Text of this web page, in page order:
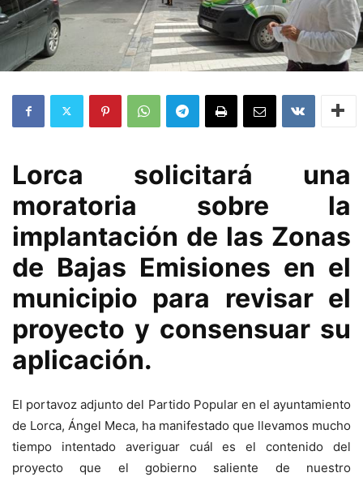
Lorca solicitará una
moratoria sobre la
implantación de las Zonas
de Bajas Emisiones en el
municipio para revisar el
proyecto y consensuar su
aplicación.
El portavoz adjunto del Partido Popular en el ayuntamiento
de Lorca, Ángel Meca, ha manifestado que llevamos mucho
tiempo intentado averiguar cuál es el contenido del
proyecto que el gobierno saliente de nuestro